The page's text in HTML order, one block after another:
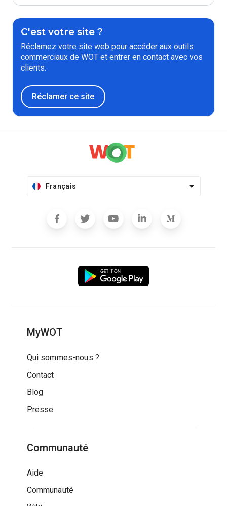
C'est votre site ?
Réclamez votre site web pour accéder aux outils
commerciaux de WOT et entrer en contact avec vos
clients.
Réclamer ce site
Français
MyWOT
Qui sommes-nous ?
Contact
Blog
Presse
Communauté
Aide
Communauté